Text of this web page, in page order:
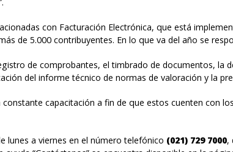
con Facturación Electrónica, que está
de 5.000 contribuyentes. En lo que va del año se
de comprobantes, el timbrado de documentos, la
del informe técnico de normas de valoración y la
capacitación a fin de que estos cuenten con
lunes a viernes en el número telefónico (021) 729 7000,